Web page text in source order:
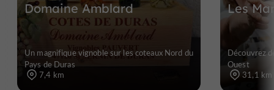
Domaine Amblard
Un magnifique vignoble sur les coteaux Nord du
Pays de Duras
7,4 km
Les
Découvrez
Ouest
31,1 km